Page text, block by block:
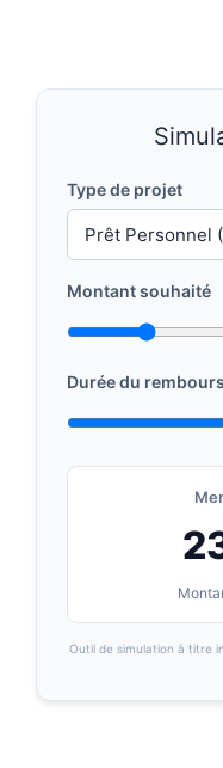
Type de projet
Montant souhaité
Durée du
Outil de simulation à titre